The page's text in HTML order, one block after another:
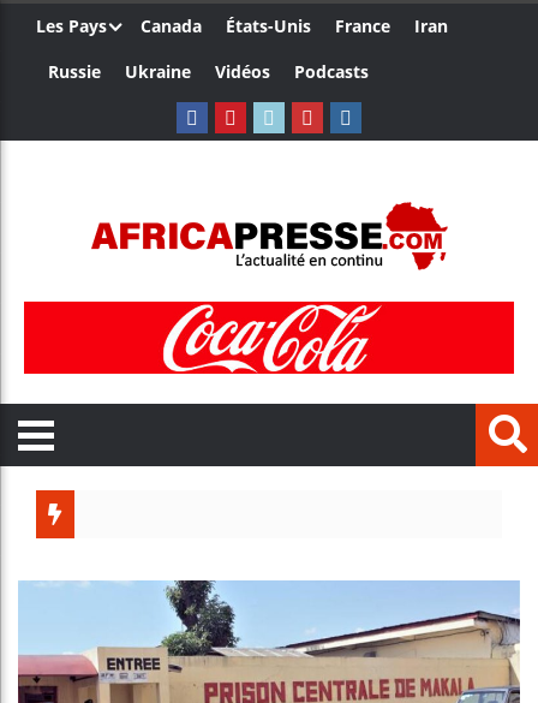
Les Pays Canada États-Unis France
Iran
Russie
Ukraine Vidéos Podcasts
Côte